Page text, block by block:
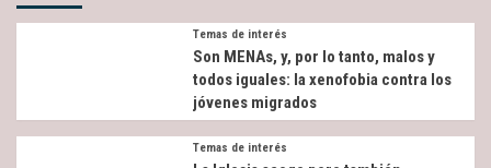
Temas de interés
Son MENAs, y, por lo tanto, malos y
todos iguales: la xenofobia contra los
jóvenes migrados
Temas de interés